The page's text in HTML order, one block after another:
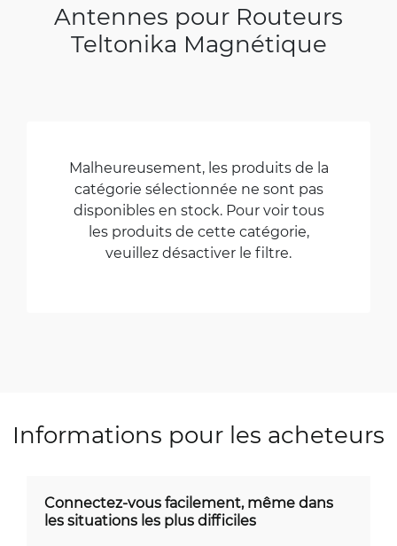
Antennes pour Routeurs
Teltonika Magnétique
Malheureusement, les produits de la
catégorie sélectionnée ne sont pas
disponibles en stock. Pour voir tous
les produits de cette catégorie,
veuillez désactiver le filtre.
Informations pour les acheteurs
Connectez-vous facilement, même dans
les situations les plus difficiles